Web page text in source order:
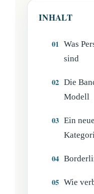
INHALT
Was
sind
Die
Modell
Ein
Wie